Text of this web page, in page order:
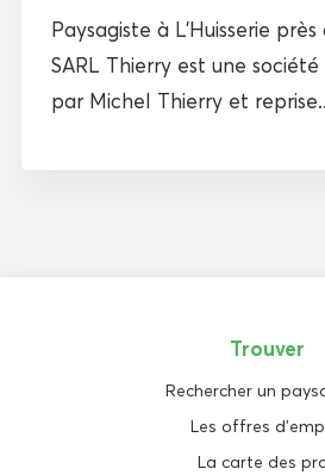
Paysagiste à L’Huisserie
SARL Thierry est une
par Michel Thierry et
Trouver
Rechercher un
Les offres
La carte des